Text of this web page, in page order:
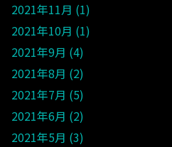
2021年11月 1
2021年10月 1
2021年9月 4
2021年8月 2
2021年7月 5
2021年6月 2
2021年5月 3